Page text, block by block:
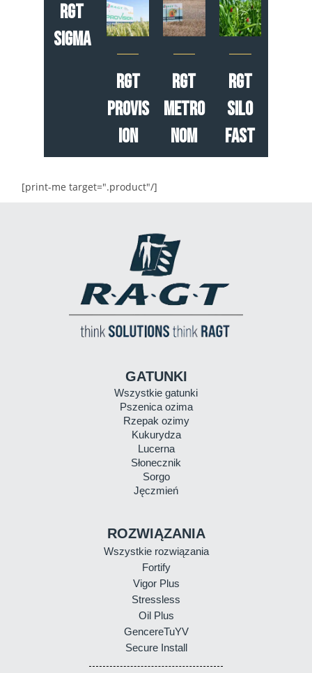
RGT
Sigma
RGT
Provis
ion
RGT
Metro
nom
RGT
Silo
Fast
[print-me target=".product"/]
GATUNKI
Wszystkie gatunki
Pszenica ozima
Rzepak ozimy
Kukurydza
Lucerna
Słonecznik
Sorgo
Jęczmień
ROZWIĄZANIA
Wszystkie rozwiązania
Fortify
Vigor Plus
Stressless
Oil Plus
GencereTuYV
Secure Install